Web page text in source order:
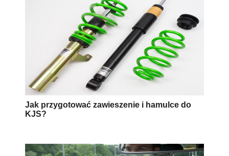
Jak przygotować zawieszenie i hamulce do
KJS?